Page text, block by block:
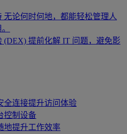
无论何时何地，都能轻松管理人
(DEX) 提前化解 IT 问题，避免影
全连接提升访问体验
控制设备
地提升工作效率